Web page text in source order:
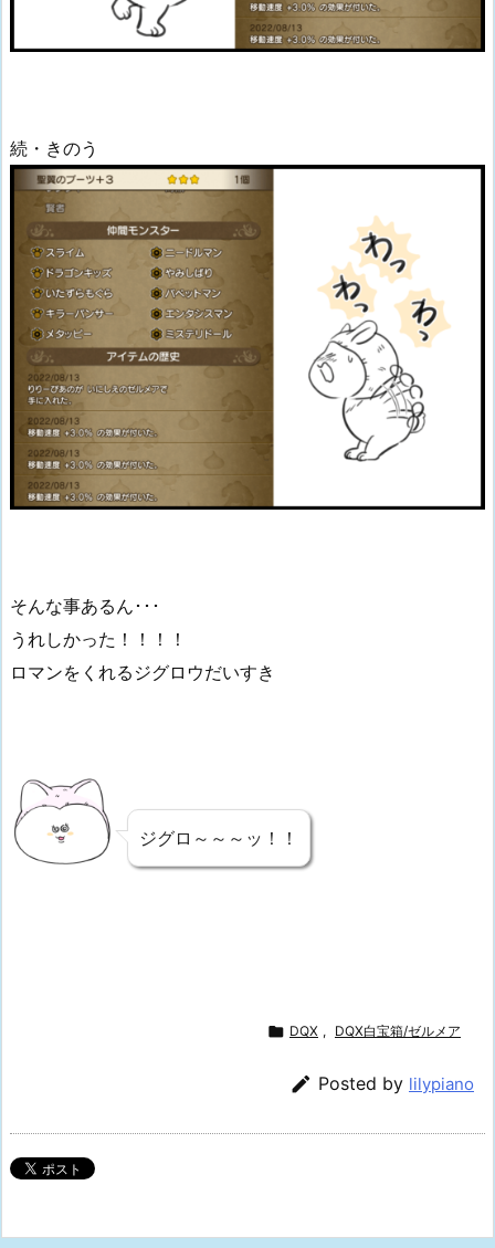
続・きのう
そんな事あるん･･･
うれしかった！！！！
ロマンをくれるジグロウだいすき
ジグロ～～～ッ！！
 DQX , DQX白宝箱/ゼルメア
 Posted by lilypiano